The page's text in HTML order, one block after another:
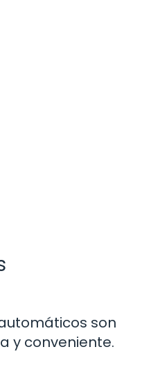
son
y conveniente.